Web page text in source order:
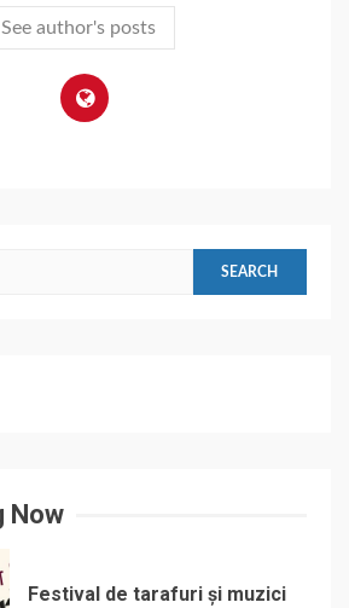
See author's posts
Now
Festival de tarafuri și muzici